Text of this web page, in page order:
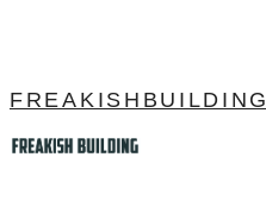
FREAKISHBUILDING